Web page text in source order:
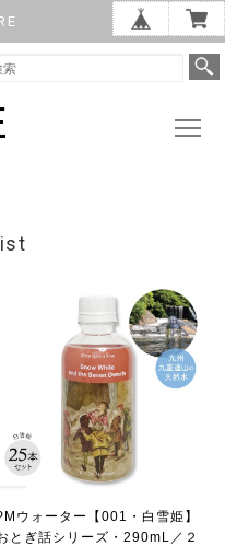
ウォーター【001・白雪姫】
とぎ話シリーズ・290mL／２